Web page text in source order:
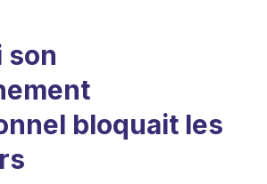
son
bloquait les